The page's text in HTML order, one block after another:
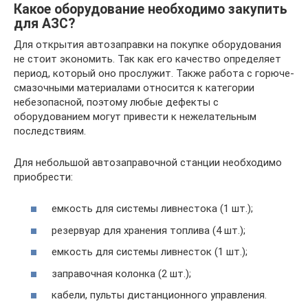
Какое оборудование необходимо закупить
для АЗС?
Для открытия автозаправки на покупке оборудования
не стоит экономить. Так как его качество определяет
период, который оно прослужит. Также работа с горюче-
смазочными материалами относится к категории
небезопасной, поэтому любые дефекты с
оборудованием могут привести к нежелательным
последствиям.
Для небольшой автозаправочной станции необходимо
приобрести:
емкость для системы ливнестока (1 шт.);
резервуар для хранения топлива (4 шт.);
емкость для системы ливнесток (1 шт.);
заправочная колонка (2 шт.);
кабели, пульты дистанционного управления.